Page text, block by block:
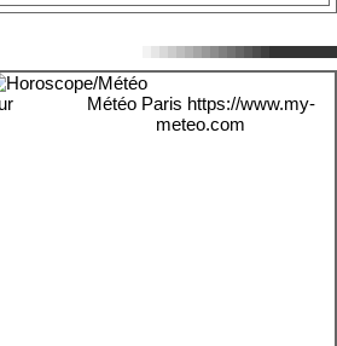
Météo Paris https://www.my-
meteo.com